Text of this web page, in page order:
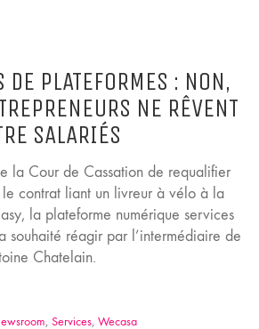
DE PLATEFORMES : NON,
NE RÊVENT
SALARIÉS
la Cour de Cassation de requalifier
contrat liant un livreur à vélo à la
la plateforme numérique services
souhaité réagir par l’intermédiaire de
Chatelain.
, Services, Wecasa